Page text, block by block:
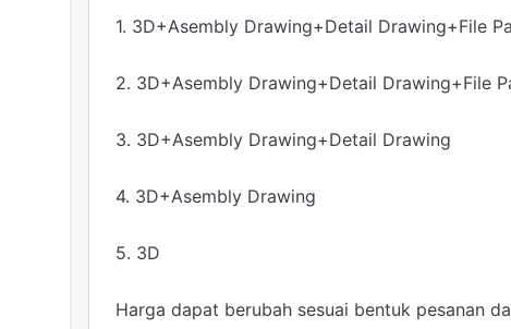
1. 3D+Asembly Drawing+Detail Drawing+File
2. 3D+Asembly Drawing+Detail Drawing+File
3. 3D+Asembly Drawing+Detail Drawing
4. 3D+Asembly Drawing
5. 3D
Harga dapat berubah sesuai bentuk pesanan